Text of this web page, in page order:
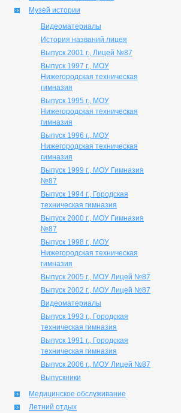
Музей истории
Видеоматериалы
История названий лицея
Выпуск 2001 г., Лицей №87
Выпуск 1997 г., МОУ
Нижегородская техническая
гимназия
Выпуск 1995 г., МОУ
Нижегородская техническая
гимназия
Выпуск 1996 г., МОУ
Нижегородская техническая
гимназия
Выпуск 1999 г., МОУ Гимназия
№87
Выпуск 1994 г., Городская
техническая гимназия
Выпуск 2000 г., МОУ Гимназия
№87
Выпуск 1998 г., МОУ
Нижегородская техническая
гимназия
Выпуск 2005 г., МОУ Лицей №87
Выпуск 2002 г., МОУ Лицей №87
Видеоматериалы
Выпуск 1993 г., Городская
техническая гимназия
Выпуск 1991 г., Городская
техническая гимназия
Выпуск 2006 г., МОУ Лицей №87
Выпускники
Медицинское обслуживание
Летний отдых